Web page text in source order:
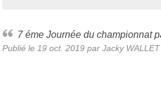
7 éme Journée du championnat
Publié le 19 oct. 2019 par Jacky WALLET